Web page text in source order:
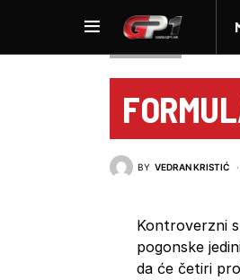
BY VEDRAN KRISTIĆ
Kontroverzni
pogonske
da će četiri